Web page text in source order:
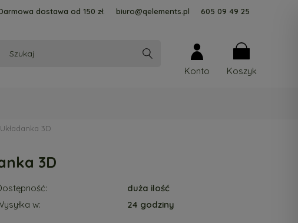
dostawa od 150 zł. biuro@qelements.pl 605 09 49 25
Konto
3D
3D
duża ilość
w:
24 godziny